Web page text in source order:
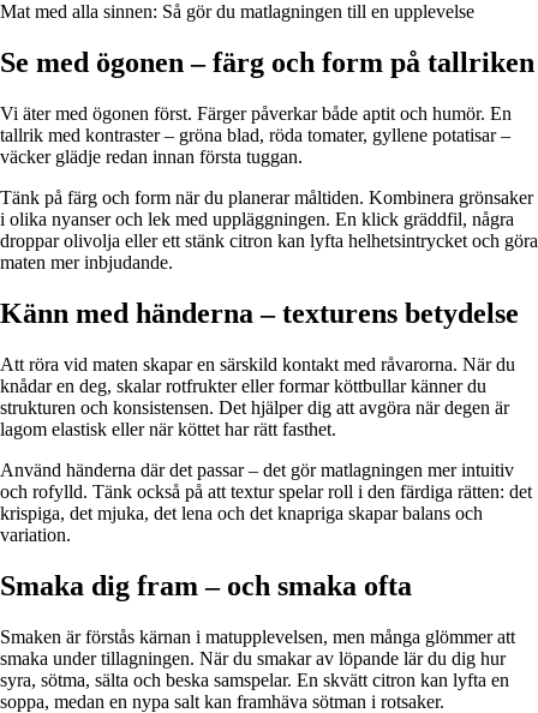
Mat med alla sinnen: Så gör du matlagningen till en upplevelse
Se med ögonen – färg och form på tallriken
Vi äter med ögonen först. Färger påverkar både aptit och humör. En
tallrik med kontraster – gröna blad, röda tomater, gyllene potatisar –
väcker glädje redan innan första tuggan.
Tänk på färg och form när du planerar måltiden. Kombinera grönsaker
i olika nyanser och lek med uppläggningen. En klick gräddfil, några
droppar olivolja eller ett stänk citron kan lyfta helhetsintrycket och göra
maten mer inbjudande.
Känn med händerna – texturens betydelse
Att röra vid maten skapar en särskild kontakt med råvarorna. När du
knådar en deg, skalar rotfrukter eller formar köttbullar känner du
strukturen och konsistensen. Det hjälper dig att avgöra när degen är
lagom elastisk eller när köttet har rätt fasthet.
Använd händerna där det passar – det gör matlagningen mer intuitiv
och rofylld. Tänk också på att textur spelar roll i den färdiga rätten: det
krispiga, det mjuka, det lena och det knapriga skapar balans och
variation.
Smaka dig fram – och smaka ofta
Smaken är förstås kärnan i matupplevelsen, men många glömmer att
smaka under tillagningen. När du smakar av löpande lär du dig hur
syra, sötma, sälta och beska samspelar. En skvätt citron kan lyfta en
soppa, medan en nypa salt kan framhäva sötman i rotsaker.